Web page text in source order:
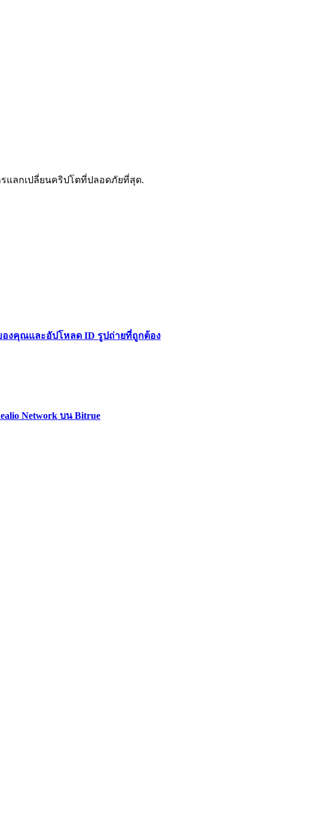
แลกเปลี่ยนคริปโตที่ปลอดภัยที่สุด.
คุณและอัปโหลด ID รูปถ่ายที่ถูกต้อง
Network บน Bitrue